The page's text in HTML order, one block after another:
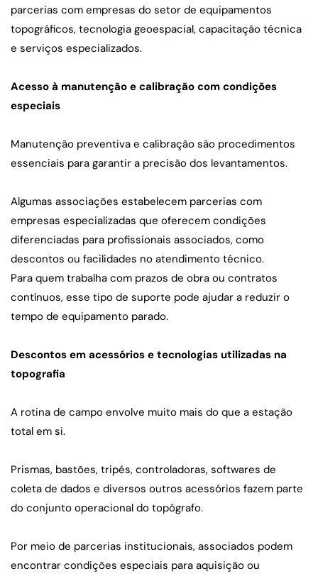
parcerias com empresas do setor de equipamentos
topográficos, tecnologia geoespacial, capacitação técnica
e serviços especializados.
Acesso à manutenção e calibração com condições
especiais
Manutenção preventiva e calibração são procedimentos
essenciais para garantir a precisão dos levantamentos.
Algumas associações estabelecem parcerias com
empresas especializadas que oferecem condições
diferenciadas para profissionais associados, como
descontos ou facilidades no atendimento técnico.
Para quem trabalha com prazos de obra ou contratos
contínuos, esse tipo de suporte pode ajudar a reduzir o
tempo de equipamento parado.
Descontos em acessórios e tecnologias utilizadas na
topografia
A rotina de campo envolve muito mais do que a estação
total em si.
Prismas, bastões, tripés, controladoras, softwares de
coleta de dados e diversos outros acessórios fazem parte
do conjunto operacional do topógrafo.
Por meio de parcerias institucionais, associados podem
encontrar condições especiais para aquisição ou